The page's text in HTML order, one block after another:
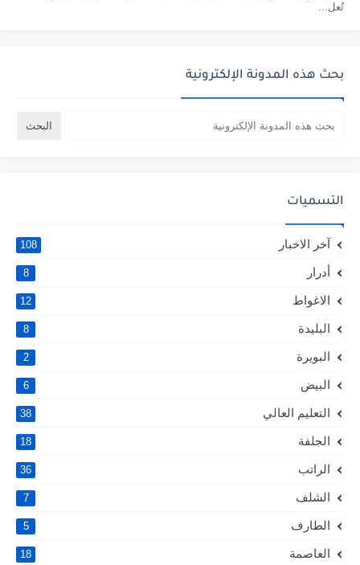
تُعل...
بحث هذه المدونة الإلكترونية
التسميات
آخر الاخبار 108
أدرار 8
الاغواط 12
البليدة 8
البويرة 2
البيض 6
التعليم العالي 38
الجلفة 18
الراتب 36
الشلف 7
الطارف 5
العاصمة 18